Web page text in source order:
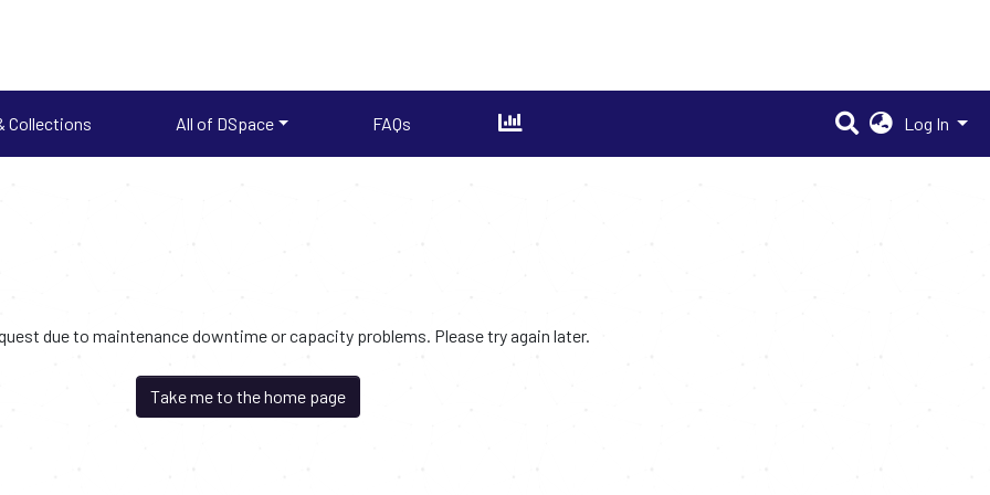
Collections All of DSpace FAQs Log In
due to maintenance downtime or capacity problems. Please try again later.
Take me to the home page